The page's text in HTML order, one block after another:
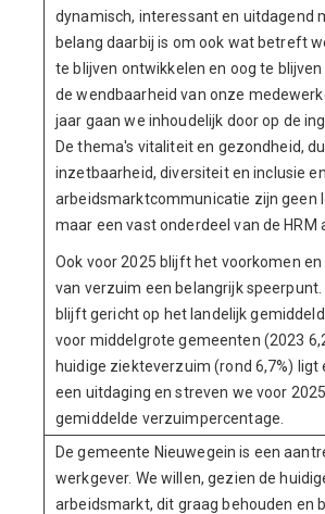
dynamisch, interessant en uitdagend
belang daarbij is om ook wat betreft
te blijven ontwikkelen en oog te
de wendbaarheid van onze
jaar gaan we inhoudelijk door op de
De thema's vitaliteit en gezondheid,
inzetbaarheid, diversiteit en inclusie en
arbeidsmarktcommunicatie zijn geen
maar een vast onderdeel van de HRM
Ook voor 2025 blijft het voorkomen
van verzuim een belangrijk
blijft gericht op het landelijk
voor middelgrote gemeenten (2023
huidige ziekteverzuim (rond 6,7%) ligt
een uitdaging en streven we voor
gemiddelde verzuimpercentage.
De gemeente Nieuwegein is een
werkgever. We willen, gezien de
arbeidsmarkt, dit graag behouden en